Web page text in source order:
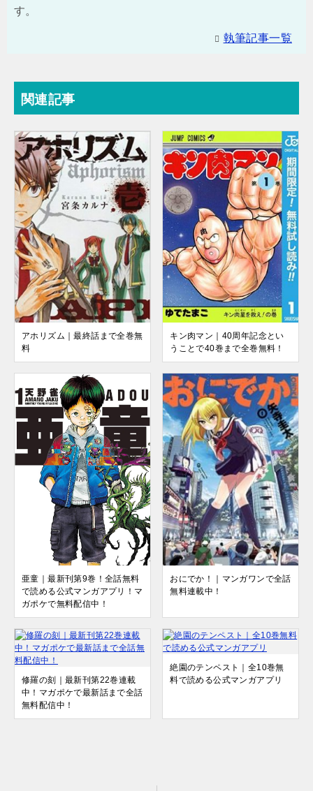
す。
執筆記事一覧
関連記事
アホリズム｜最終話まで全巻無
料
キン肉マン｜40周年記念とい
うことで40巻まで全巻無料！
亜童｜最新刊第9巻！全話無料
で読める公式マンガアプリ！マ
ガポケで無料配信中！
おにでか！｜マンガワンで全話
無料連載中！
修羅の刻｜最新刊第22巻連載
中！マガポケで最新話まで全話
無料配信中！
絶園のテンペスト｜全10巻無
料で読める公式マンガアプリ